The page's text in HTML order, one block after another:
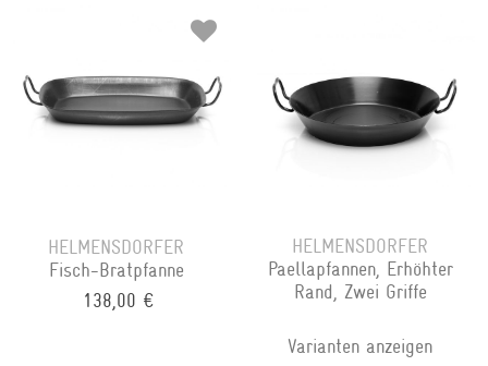
HELMENSDORFER
Fisch-Bratpfanne
138,00 €
HELMENSDORFER
Paellapfannen, Erhöhter
Rand, Zwei Griffe
Varianten anzeigen